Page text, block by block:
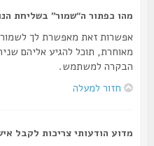
מהו כפתור ה“שמור” בשליחת הנושא?
אפשרות זאת מאפשרת לך לשמור
מאוחרת, תוכל להגיע אליהם שנית
הבקרה למשתמש.
חזור למעלה
מדוע הודעותי צריכות לקבל אישור?